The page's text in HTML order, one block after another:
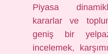
Piyasa
kararlar ve
geniş bir
incelemek,